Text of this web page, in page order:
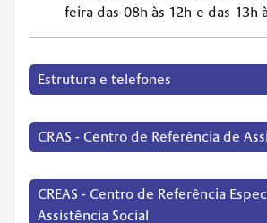
feira das 08h às 12h e das 13h
Estrutura e telefones
CRAS - Centro de Referência de
CREAS - Centro de Referência
Assistência Social